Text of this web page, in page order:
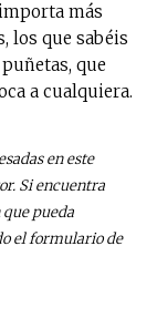
más
los que sabéis
que
a cualquiera.
en este
Si encuentra
pueda
el formulario de